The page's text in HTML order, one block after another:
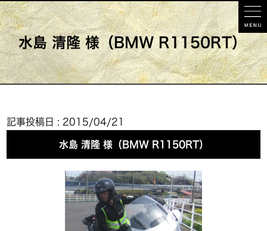
水島 清隆 様（BMW R1150RT）
記事投稿日 : 2015/04/21
水島 清隆 様（BMW R1150RT）